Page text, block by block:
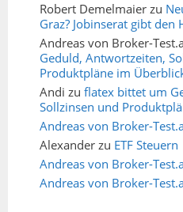
Robert Demelmaier zu
Graz? Jobinserat gibt den
Andreas von Broker-
Geduld, Antwortzeiten,
Produktpläne im
Andi zu flatex bittet um
Sollzinsen und
Andreas von Broker-
Alexander zu ETF Steuern
Andreas von Broker-
Andreas von Broker-